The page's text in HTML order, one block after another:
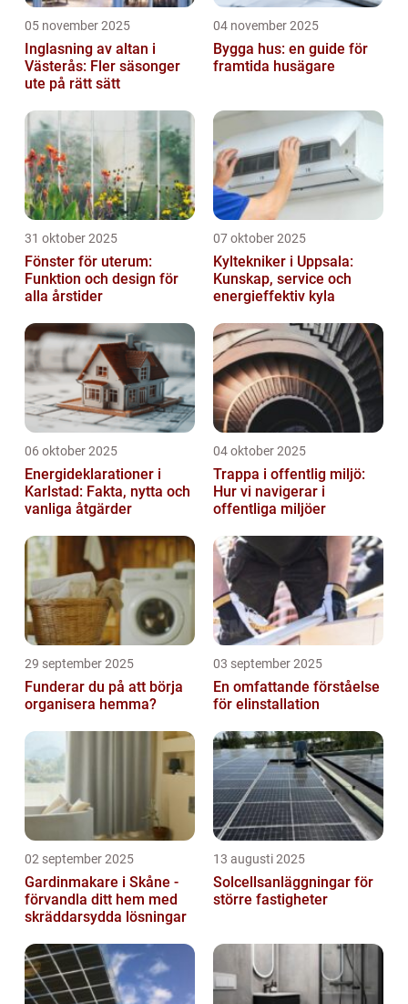
05 november 2025
Inglasning av altan i
Västerås: Fler säsonger
ute på rätt sätt
04 november 2025
Bygga hus: en guide för
framtida husägare
31 oktober 2025
Fönster för uterum:
Funktion och design för
alla årstider
07 oktober 2025
Kyltekniker i Uppsala:
Kunskap, service och
energieffektiv kyla
06 oktober 2025
Energideklarationer i
Karlstad: Fakta, nytta och
vanliga åtgärder
04 oktober 2025
Trappa i offentlig miljö:
Hur vi navigerar i
offentliga miljöer
29 september 2025
Funderar du på att börja
organisera hemma?
03 september 2025
En omfattande förståelse
för elinstallation
02 september 2025
Gardinmakare i Skåne -
förvandla ditt hem med
skräddarsydda lösningar
13 augusti 2025
Solcellsanläggningar för
större fastigheter